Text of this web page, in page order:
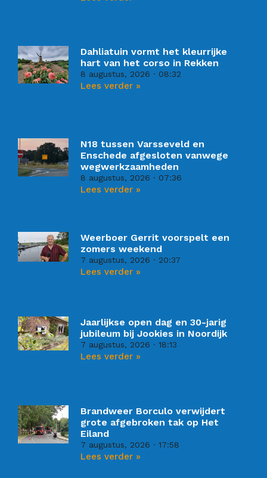
Dahliatuin vormt het kleurrijke
hart van het corso in Rekken
8 augustus, 2026 08:32
Lees verder »
N18 tussen Varsseveld en
Enschede afgesloten vanwege
wegwerkzaamheden
8 augustus, 2026 07:36
Lees verder »
Weerboer Gerrit voorspelt een
zomers weekend
7 augustus, 2026 20:37
Lees verder »
Jaarlijkse open dag en 30-jarig
jubileum bij Jookies in Noordijk
7 augustus, 2026 18:13
Lees verder »
Brandweer Borculo verwijdert
grote afgebroken tak op Het
Eiland
7 augustus, 2026 17:58
Lees verder »